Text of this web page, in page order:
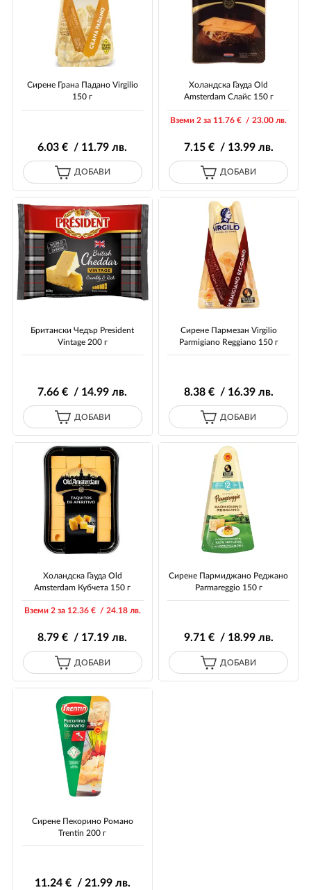
Сирене Грана Падано Virgilio
150 г
6.03 € / 11.79 лв.
ДОБАВИ
Холандска Гауда Old
Amsterdam Слайс 150 г
Вземи 2 за 11.76 € / 23.00 лв.
7.15€ / 13.99лв.
ДОБАВИ
Британски Чедър President
Vintage 200 г
7.66 € / 14.99 лв.
ДОБАВИ
Сирене Пармезан Virgilio
Parmigiano Reggiano 150 г
8.38€ / 16.39лв.
ДОБАВИ
Холандска Гауда Old
Amsterdam Кубчета 150 г
Вземи 2 за 12.36€ / 24.18лв.
8.79 € / 17.19 лв.
ДОБАВИ
Сирене Пармиджано Реджано
Parmareggio 150 г
9.71€ / 18.99лв.
ДОБАВИ
Сирене Пекорино Романо
Trentin 200 г
11.24€ / 21.99лв.